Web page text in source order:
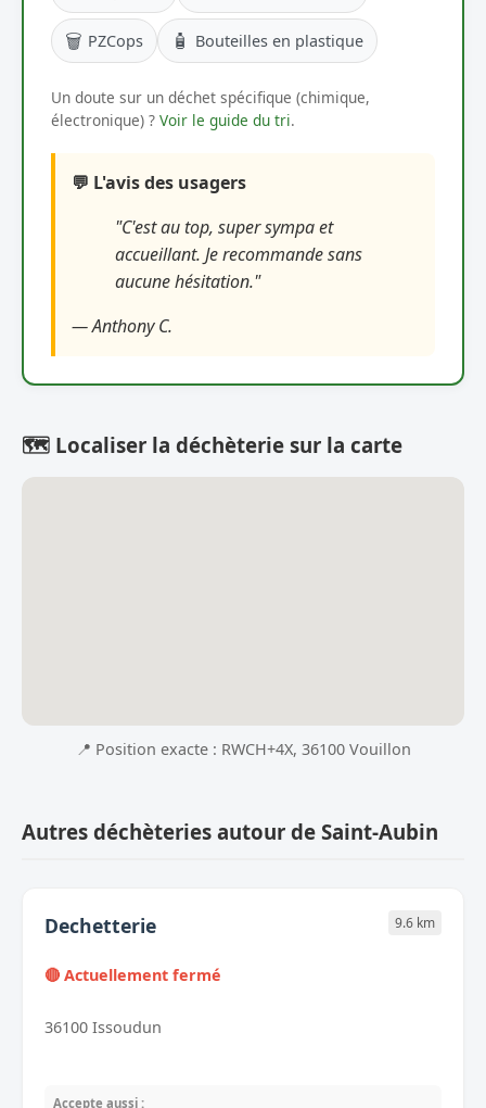
🗑️ PZCops 🧴 Bouteilles en plastique
Un doute sur un déchet spécifique (chimique,
électronique) ? Voir le guide du tri.
💬 L'avis des usagers
"C'est au top, super sympa et
accueillant. Je recommande sans
aucune hésitation."
— Anthony C.
🗺️ Localiser la déchèterie sur la carte
📍 Position exacte : RWCH+4X, 36100 Vouillon
Autres déchèteries autour de Saint-Aubin
Dechetterie 9.6 km
🔴 Actuellement fermé
36100 Issoudun
Accepte aussi :